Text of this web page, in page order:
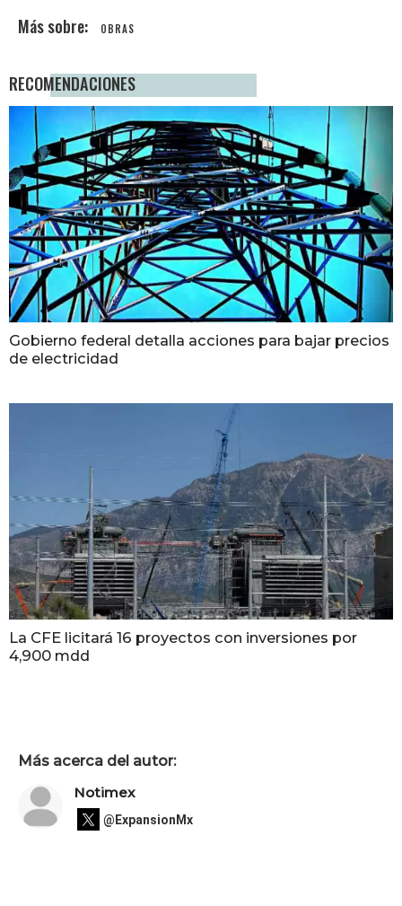
OBRAS
RECOMENDACIONES
Gobierno federal detalla acciones para bajar precios
de electricidad
La CFE licitará 16 proyectos con inversiones por
4,900 mdd
Más acerca del autor:
Notimex
@ExpansionMx